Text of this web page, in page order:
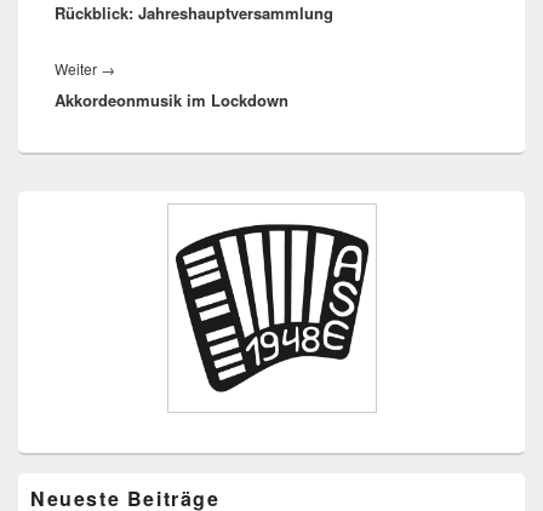
Beitrag:
Rückblick: Jahreshauptversammlung
Weiter →
Beitrag:
Akkordeonmusik im Lockdown
Neueste Beiträge